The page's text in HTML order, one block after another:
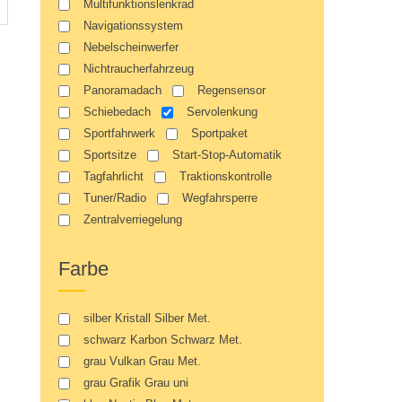
Multifunktionslenkrad
Navigationssystem
Nebelscheinwerfer
Nichtraucherfahrzeug
Panoramadach
Regensensor
Schiebedach
Servolenkung
Sportfahrwerk
Sportpaket
Sportsitze
Start-Stop-Automatik
Tagfahrlicht
Traktionskontrolle
Tuner/Radio
Wegfahrsperre
Zentralverriegelung
Farbe
silber Kristall Silber Met.
schwarz Karbon Schwarz Met.
grau Vulkan Grau Met.
grau Grafik Grau uni